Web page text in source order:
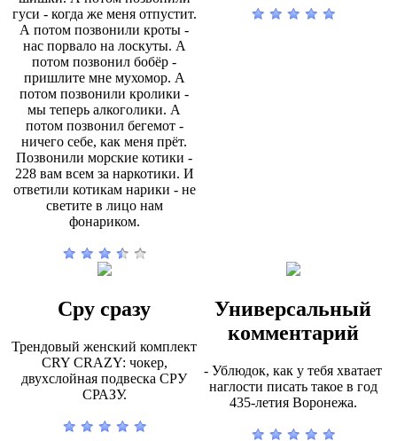
гуси - когда же меня отпустит.
А потом позвонили кроты -
нас порвало на лоскуты. А
потом позвонил бобёр -
пришлите мне мухомор. А
потом позвонили кролики -
мы теперь алкоголики. А
потом позвонил бегемот -
ничего себе, как меня прёт.
Позвонили морские котики -
228 вам всем за наркотики. И
ответили котикам нарики - не
светите в лицо нам
фонариком.
Сру сразу
Трендовый женский комплект
CRY CRAZY: чокер,
двухслойная подвеска СРУ
СРАЗУ.
Универсальный
комментарий
- Ублюдок, как у тебя хватает
наглости писать такое в год
435-летия Воронежа.